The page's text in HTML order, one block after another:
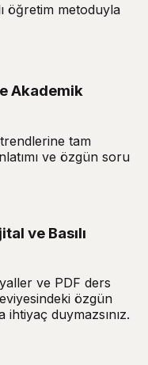
öğretim metoduyla
Akademik
tam
ve özgün soru
ve Basılı
ve PDF ders
özgün
duymazsınız.